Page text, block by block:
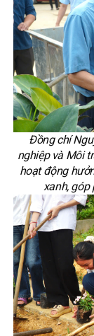
Đồng chí
nghiệp và Môi
hoạt động
xanh, góp